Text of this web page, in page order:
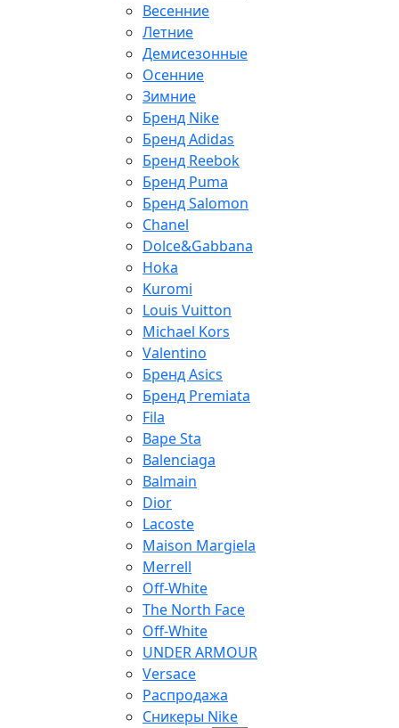
Весенние
Летние
Демисезонные
Осенние
Зимние
Бренд Nike
Бренд Adidas
Бренд Reebok
Бренд Puma
Бренд Salomon
Chanel
Dolce&Gabbana
Hoka
Kuromi
Louis Vuitton
Michael Kors
Valentino
Бренд Asics
Бренд Premiata
Fila
Bape Sta
Balenciaga
Balmain
Dior
Lacoste
Maison Margiela
Merrell
Off-White
The North Face
Off-White
UNDER ARMOUR
Versace
Распродажа
Сникеры Nike